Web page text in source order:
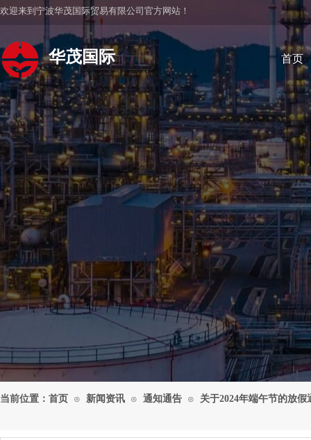
欢迎来到宁波华茂国际贸易有限公司官方网站！
华茂国际 首页
当前位置： 首页 ⊙ 新闻资讯 ⊙ 通知通告 ⊙ 关于2024年端午节的放假